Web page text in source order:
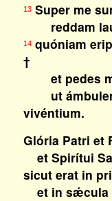
13Super me
reddam
14quóniam
†
et pedes
ut
vivéntium.
Glória Patri et
et Spirítui
sicut erat in
et in sǽcula